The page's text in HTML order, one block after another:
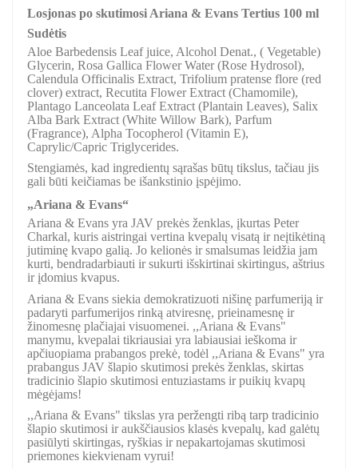
Losjonas po skutimosi Ariana & Evans Tertius 100 ml
Sudėtis
Aloe Barbedensis Leaf juice, Alcohol Denat., ( Vegetable)
Glycerin, Rosa Gallica Flower Water (Rose Hydrosol),
Calendula Officinalis Extract, Trifolium pratense flore (red
clover) extract, Recutita Flower Extract (Chamomile),
Plantago Lanceolata Leaf Extract (Plantain Leaves), Salix
Alba Bark Extract (White Willow Bark), Parfum
(Fragrance), Alpha Tocopherol (Vitamin E),
Caprylic/Capric Triglycerides.
Stengiamės, kad ingredientų sąrašas būtų tikslus, tačiau jis
gali būti keičiamas be išankstinio įspėjimo.
„Ariana & Evans“
Ariana & Evans yra JAV prekės ženklas, įkurtas Peter
Charkal, kuris aistringai vertina kvepalų visatą ir neįtikėtiną
jutiminę kvapo galią. Jo kelionės ir smalsumas leidžia jam
kurti, bendradarbiauti ir sukurti išskirtinai skirtingus, aštrius
ir įdomius kvapus.
Ariana & Evans siekia demokratizuoti nišinę parfumeriją ir
padaryti parfumerijos rinką atviresnę, prieinamesnę ir
žinomesnę plačiajai visuomenei. ,,Ariana & Evans"
manymu, kvepalai tikriausiai yra labiausiai ieškoma ir
apčiuopiama prabangos prekė, todėl ,,Ariana & Evans" yra
prabangus JAV šlapio skutimosi prekės ženklas, skirtas
tradicinio šlapio skutimosi entuziastams ir puikių kvapų
mėgėjams!
,,Ariana & Evans" tikslas yra peržengti ribą tarp tradicinio
šlapio skutimosi ir aukščiausios klasės kvepalų, kad galėtų
pasiūlyti skirtingas, ryškias ir nepakartojamas skutimosi
priemones kiekvienam vyrui!